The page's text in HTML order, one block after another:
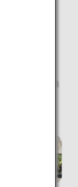
よそ3カ月かか
ール”が苗から育
月のサイクルを経
届けいたしま